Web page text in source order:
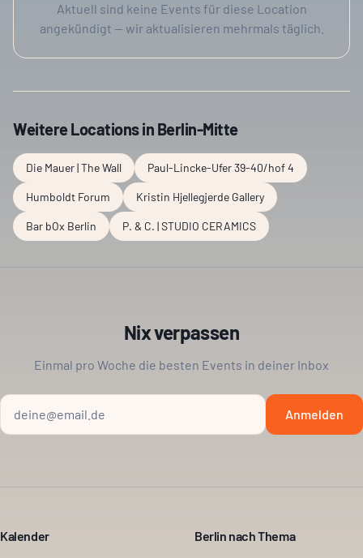
Aktuell sind keine Events für diese Location
angekündigt — wir aktualisieren mehrmals täglich.
Weitere Locations in Berlin-Mitte
Die Mauer | The Wall Paul-Lincke-Ufer 39-40/hof 4
Humboldt Forum Kristin Hjellegjerde Gallery
Bar bOx Berlin P. & C. | STUDIO CERAMICS
Nix verpassen
Einmal pro Woche die besten Events in deiner Inbox
Anmelden
Kalender Berlin nach Thema